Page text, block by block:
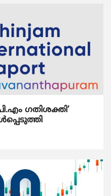
ഗതിശക്തി’